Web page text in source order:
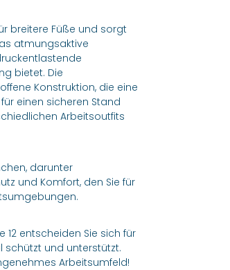
breitere Füße und sorgt
atmungsaktive
bietet. Die
Konstruktion, die eine
einen sicheren Stand
Arbeitsoutfits
darunter
und Komfort, den Sie für
12 entscheiden Sie sich für
schützt und unterstützt.
Arbeitsumfeld!